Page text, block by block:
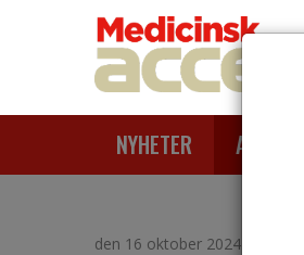
NYHETER ARTIKLAR
den 16 oktober 2024